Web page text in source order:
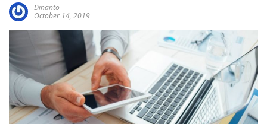
Dinanto
October 14, 2019